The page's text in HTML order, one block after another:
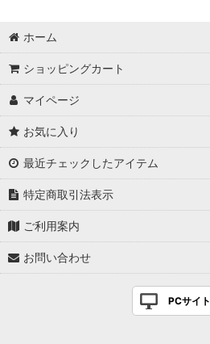
ホーム
ショッピングカート
マイページ
お気に入り
最近チェックしたアイテム
特定商取引法表示
ご利用案内
お問い合わせ
PCサイト